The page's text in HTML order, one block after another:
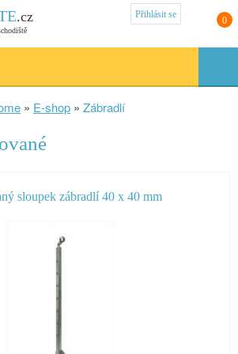
Přihlásit se
0
» E-shop » Zábradlí
sloupek zábradlí 40 x 40 mm